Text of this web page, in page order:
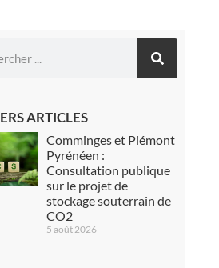
ARTICLES
Comminges et Piémont
Pyrénéen :
Consultation publique
sur le projet de
stockage souterrain de
CO2
5 août 2026